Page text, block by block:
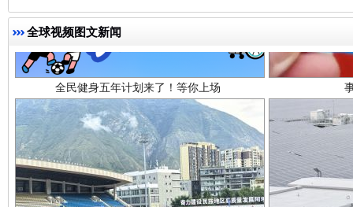
全球视频图文新闻
阿坝州三大球赛在茂县开幕 规模